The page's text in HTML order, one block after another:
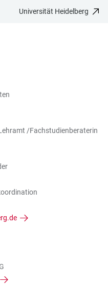
Universität Heidelberg
/Fachstudienberaterin